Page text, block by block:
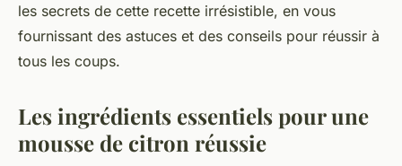
les secrets de cette recette irrésistible, en vous
fournissant des astuces et des conseils pour réussir à
tous les coups.
Les ingrédients essentiels pour une
mousse de citron réussie